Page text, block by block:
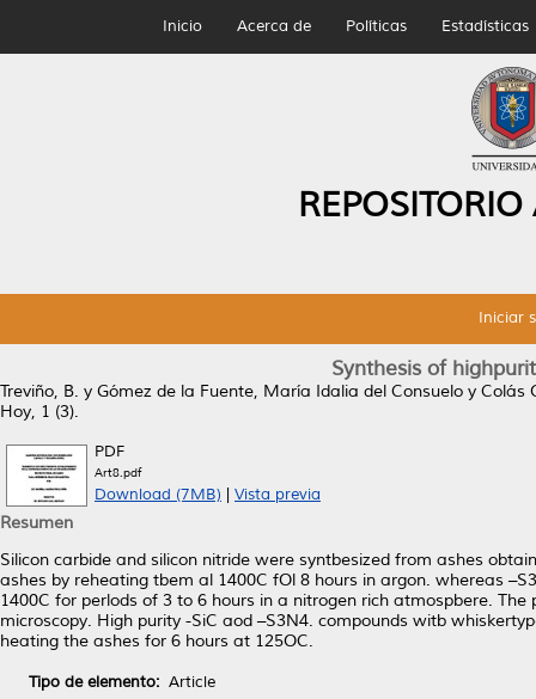
Inicio Acerca de Políticas Estadísticas
Iniciar
Synthesis of
Treviño, B. y Gómez de la Fuente, María Idalia del Consuelo y Colás
Hoy, 1 (3).
PDF
Art8.pdf
Download (7MB) Vista previa
Resumen
Silicon carbide and silicon nitride were syntbesized from ashes
ashes by reheating tbem al 1400C fOl 8 hours in argon. whereas
1400C for perlods of 3 to 6 hours in a nitrogen rich atmospbere.
microscopy. High purity -SiC aod –S3N4. compounds witb
heating the ashes for 6 hours at 125OC.
Tipo de elemento: Article